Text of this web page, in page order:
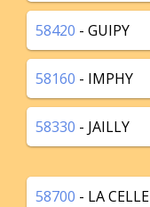
58420 - GUIPY
58160 - IMPHY
58330 - JAILLY
58700 - LA CELLE